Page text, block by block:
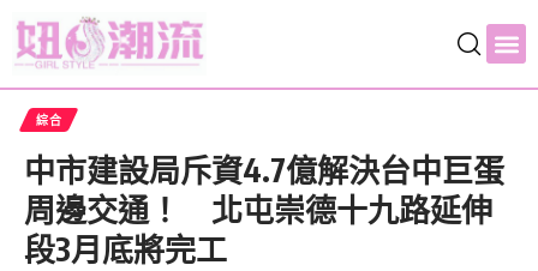
綜合
中市建設局斥資4.7億解決台中巨蛋
周邊交通！ 北屯崇德十九路延伸
段3月底將完工